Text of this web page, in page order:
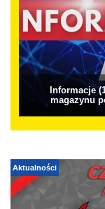
Informacje
magazynu
Aktualności